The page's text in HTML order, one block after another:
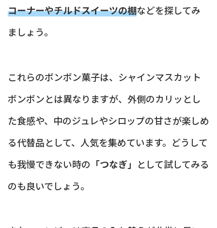
コーナーやチルドスイーツの棚などを探してみ
ましょう。
これらのボンボン菓子は、シャインマスカット
ボンボンとは異なりますが、外側のカリッとし
た食感や、中のジュレやシロップの甘さが楽しめ
る代替品として、人気を集めています。どうして
も我慢できない時の 「つなぎ」 として試してみる
のも良いでしょう。